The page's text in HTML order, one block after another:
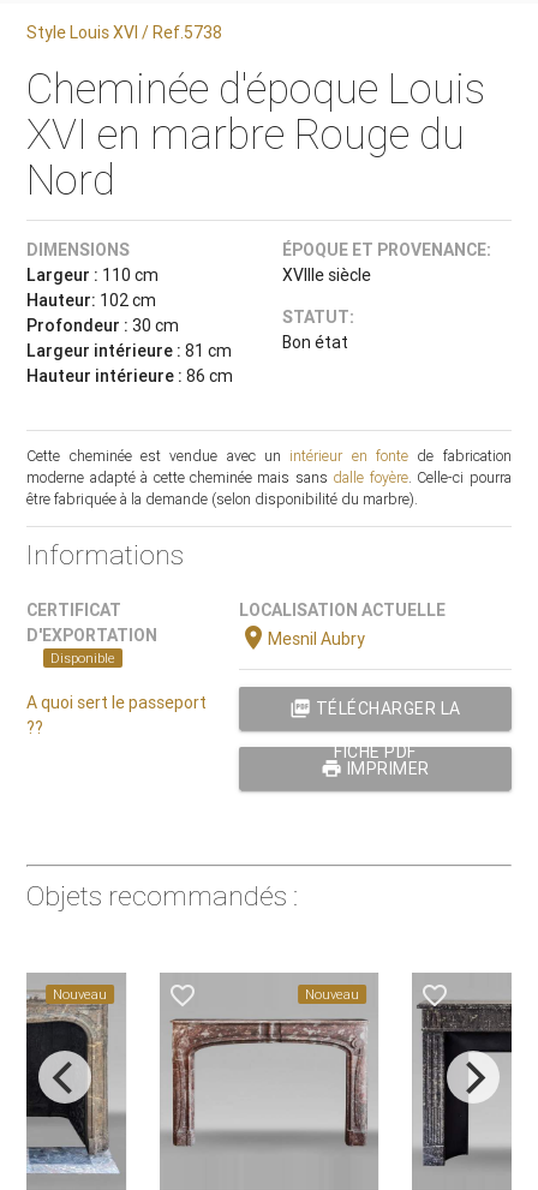
Style Louis XVI / Ref.5738
Cheminée d'époque Louis
XVI en marbre Rouge du
Nord
DIMENSIONS
Largeur : 110 cm
Hauteur: 102 cm
Profondeur : 30 cm
Largeur intérieure :81 cm
Hauteur intérieure :86 cm
ÉPOQUE ET PROVENANCE:
XVIIIe siècle
STATUT:
Bon état
Cette cheminée est vendue avec un intérieur en fontede fabrication
moderne adapté à cette cheminée mais sans dalle foyère. Celle-ci pourra
être fabriquée à la demande (selon disponibilité du marbre).
Informations
CERTIFICAT
D'EXPORTATION
Disponible
A quoi sert le passeport
??
LOCALISATION ACTUELLE
location_onMesnil Aubry
picture_as_pdf TÉLÉCHARGER LA
FICHE PDF
print IMPRIMER
Objets recommandés :
Nouveau favorite_border Nouveau favorite_border